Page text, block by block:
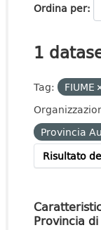
Ordina per
1
Tag: FIUME
Provincia
Risultato
Provincia